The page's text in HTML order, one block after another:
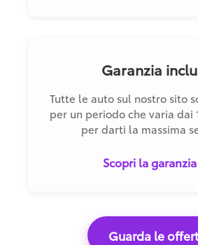
Garanzia
Tutte le auto sul nostro sito
per un periodo che varia dai
per darti la massima
Scopri la
Guarda le